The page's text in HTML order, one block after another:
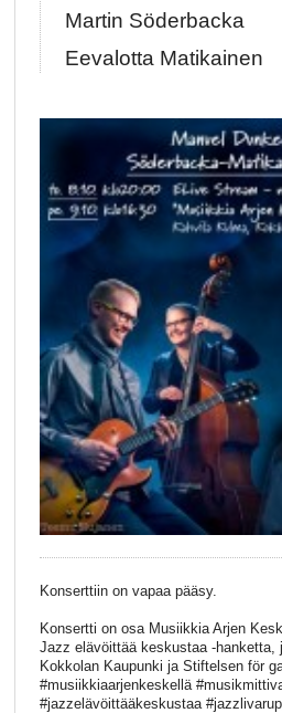
Martin Söderbacka
Eevalotta Matikainen
Konserttiin on vapaa pääsy.
Konsertti on osa Musiikkia Arjen
Jazz elävöittää keskustaa -hanketta,
Kokkolan Kaupunki ja Stiftelsen för
#musiikkiaarjenkeskellä
#jazzelävöittääkeskustaa